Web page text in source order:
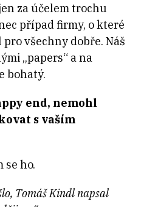
za účelem trochu
případ firmy, o které
všechny dobře. Náš
„papers“ a na
bohatý.
end, nemohl
s vaším
se ho.
Tomáš Kindl napsal